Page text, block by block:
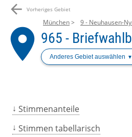
arrow_back Vorheriges Gebiet
place
München 9 - Neuhausen-
965 -
Anderes Gebiet auswählen
Stimmenanteile
Stimmen tabellarisch